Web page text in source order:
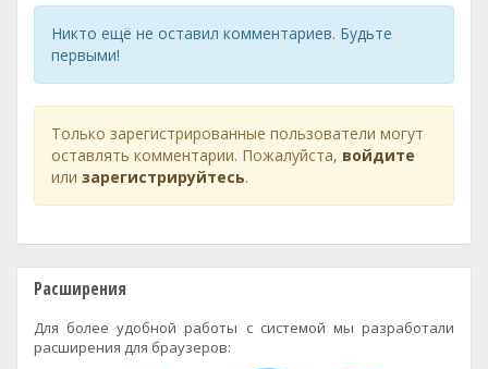
Никто ещё не оставил комментариев. Будьте
первыми!
Только зарегистрированные пользователи могут
оставлять комментарии. Пожалуйста, войдите
или зарегистрируйтесь.
Расширения
Для более удобной работы с системой мы разработали
расширения для браузеров: